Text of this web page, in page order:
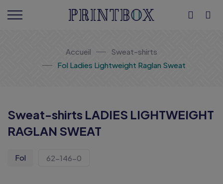
Accueil
Sweat-shirts
Fol Ladies Lightweight Raglan Sweat
Sweat-shirts LADIES LIGHTWEIGHT
RAGLAN SWEAT
Fol 62-146-0